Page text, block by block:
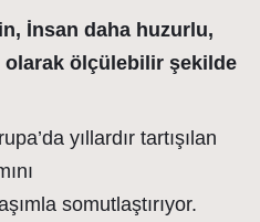
İnsan daha huzurlu,
ölçülebilir şekilde
yıllardır tartışılan
somutlaştırıyor.